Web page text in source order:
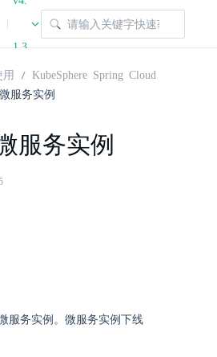
|
1.3
用
KubeSphere Spring Cloud
服务实例
服务实例
服务实例。微服务实例下线